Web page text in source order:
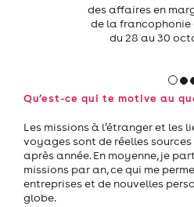
des affaires en marge du
de la francophonie à
du 28 au 30 octobre
Qu’est-ce qui te motive au
Les missions à l’étranger et les
voyages sont de réelles
après année. En moyenne, je
missions par an, ce qui me
entreprises et de nouvelles
globe.